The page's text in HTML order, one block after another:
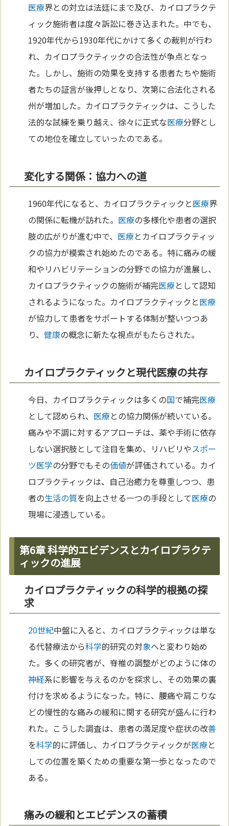
医療界との対立は法廷にまで及び、カイロプラクテ
ィック施術者は度々訴訟に巻き込まれた。中でも、
1920年代から1930年代にかけて多くの裁判が行わ
れ、カイロプラクティックの合法性が争点となっ
た。しかし、施術の効果を支持する患者たちや施術
者たちの証言が後押しとなり、次第に合法化される
州が増加した。カイロプラクティックは、こうした
法的な試練を乗り越え、徐々に正式な医療分野とし
ての地位を確立していったのである。
変化する関係：協力への道
1960年代になると、カイロプラクティックと医療界
の関係に転機が訪れた。 医療の多様化や患者の選択
肢の広がりが進む中で、 医療とカイロプラクティッ
クの協力が模索され始めたのである。特に痛みの緩
和やリハビリテーションの分野での協力が進展し、
カイロプラクティックの施術が補完医療として認知
されるようになった。カイロプラクティックと医療
が協力して患者をサポートする体制が整いつつあ
り、健康の概念に新たな視点がもたらされた。
カイロプラクティックと現代医療の共存
今日、カイロプラクティックは多くの国で補完医療
として認められ、 医療との協力関係が続いている。
痛みや不調に対するアプローチは、薬や手術に依存
しない選択肢として注目を集め、リハビリやスポー
ツ医学の分野でもその価値が評価されている。カイ
ロプラクティックは、自己治癒力を尊重しつつ、患
者の生活の質を向上させる一つの手段として医療の
現場に浸透している。
第6章 科学的エビデンスとカイロプラクテ
ィックの進展
カイロプラクティックの科学的根拠の探
求
20世紀中盤に入ると、カイロプラクティックは単な
る代替療法から科学的研究の対象へと変わり始め
た。多くの研究者が、脊椎の調整がどのように体の
神経系に影響を与えるのかを探求し、その効果の裏
付けを求めるようになった。特に、腰痛や肩こりな
どの慢性的な痛みの緩和に関する研究が盛んに行わ
れた。こうした調査は、患者の満足度や症状の改善
を科学的に評価し、カイロプラクティックが医療と
しての位置を築くための重要な第一歩となったので
ある。
痛みの緩和とエビデンスの蓄積